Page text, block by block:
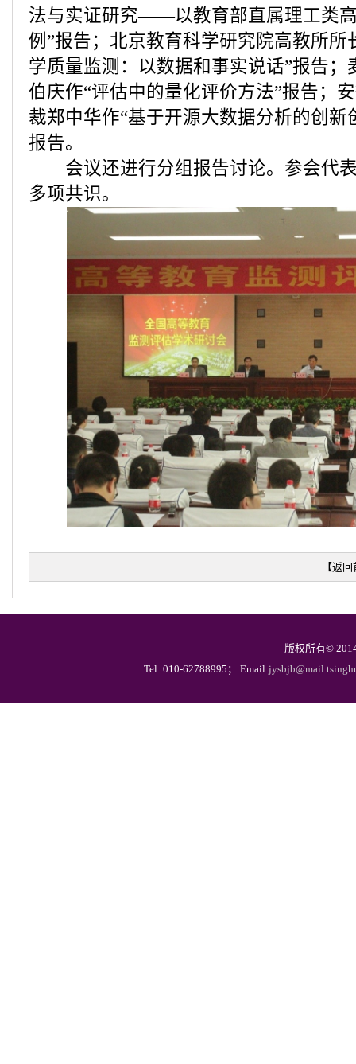
法与实证研究——以教育部直属理工类
例”报告；北京教育科学研究院高教所所
学质量监测：以数据和事实说话”报告
伯庆作“评估中的量化评价方法”报告；
裁郑中华作“基于开源大数据分析的创
报告。
会议还进行分组报告讨论。参会代表
多项共识。
【返回
版权所有©
Tel: 010-62788995； Email: